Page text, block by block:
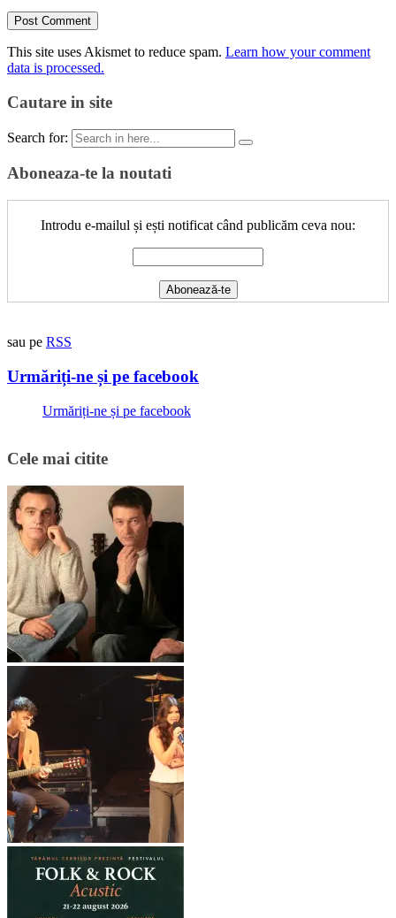
This site uses Akismet to reduce spam. Learn how your comment
data is processed.
Cautare in site
Search for:
Aboneaza-te la noutati
Introdu e-mailul și ești notificat când publicăm ceva nou:
sau pe RSS
Urmăriți-ne și pe facebook
Urmăriți-ne și pe facebook
Cele mai citite